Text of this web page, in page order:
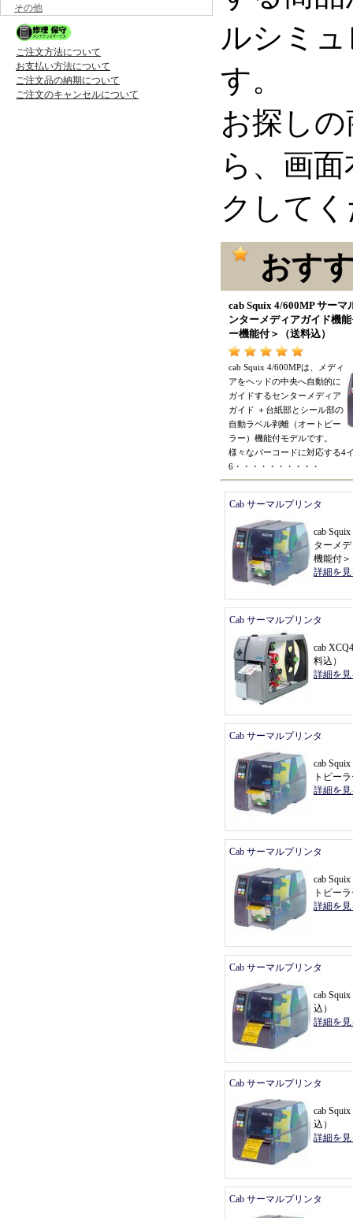
その他
ご注文方法について
お支払い方法について
ご注文品の納期について
ご注文のキャンセルについて
ルシミ
す。
お探し
ら、画
クして
おす
cab Squix 4/600MP サーマ
ンターメディアガイド機
ー機能付＞（送料込）
cab Squix 4/600MPは
メディ
アをヘッドの中央へ自動的に
ガイドするセンターメディア
ガイド ＋ 台紙部とシール部の
自動ラベル剥離 （オートピー
ラー） 機能付モデルです。
様々なバーコードに対応する4
6 ・・・・・・・・・・
Cab サーマルプリンタ
cab
ターメ
機能付
詳細を
Cab サーマルプリンタ
cab
料込 ）
詳細を
Cab サーマルプリンタ
cab
トピー
詳細を
Cab サーマルプリンタ
cab
トピー
詳細を
Cab サーマルプリンタ
cab
込 ）
詳細を
Cab サーマルプリンタ
cab
込 ）
詳細を
Cab サーマルプリンタ